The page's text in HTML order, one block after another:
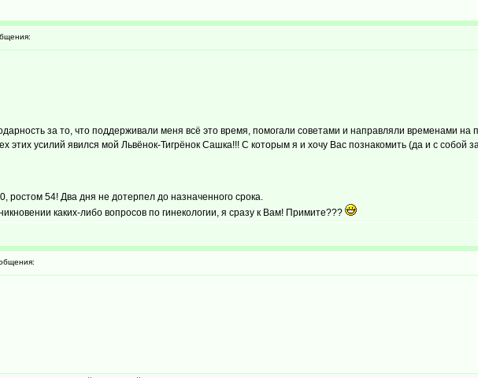
за то, что поддерживали меня всё это время, помогали советами и направляли временами на
этих усилий явился мой Львёнок-Тигрёнок Сашка!!! С которым я и хочу Вас познакомить (да и с собой
ростом 54! Два дня не дотерпел до назначенного срока.
каких-либо вопросов по гинекологии, я сразу к Вам! Примите???